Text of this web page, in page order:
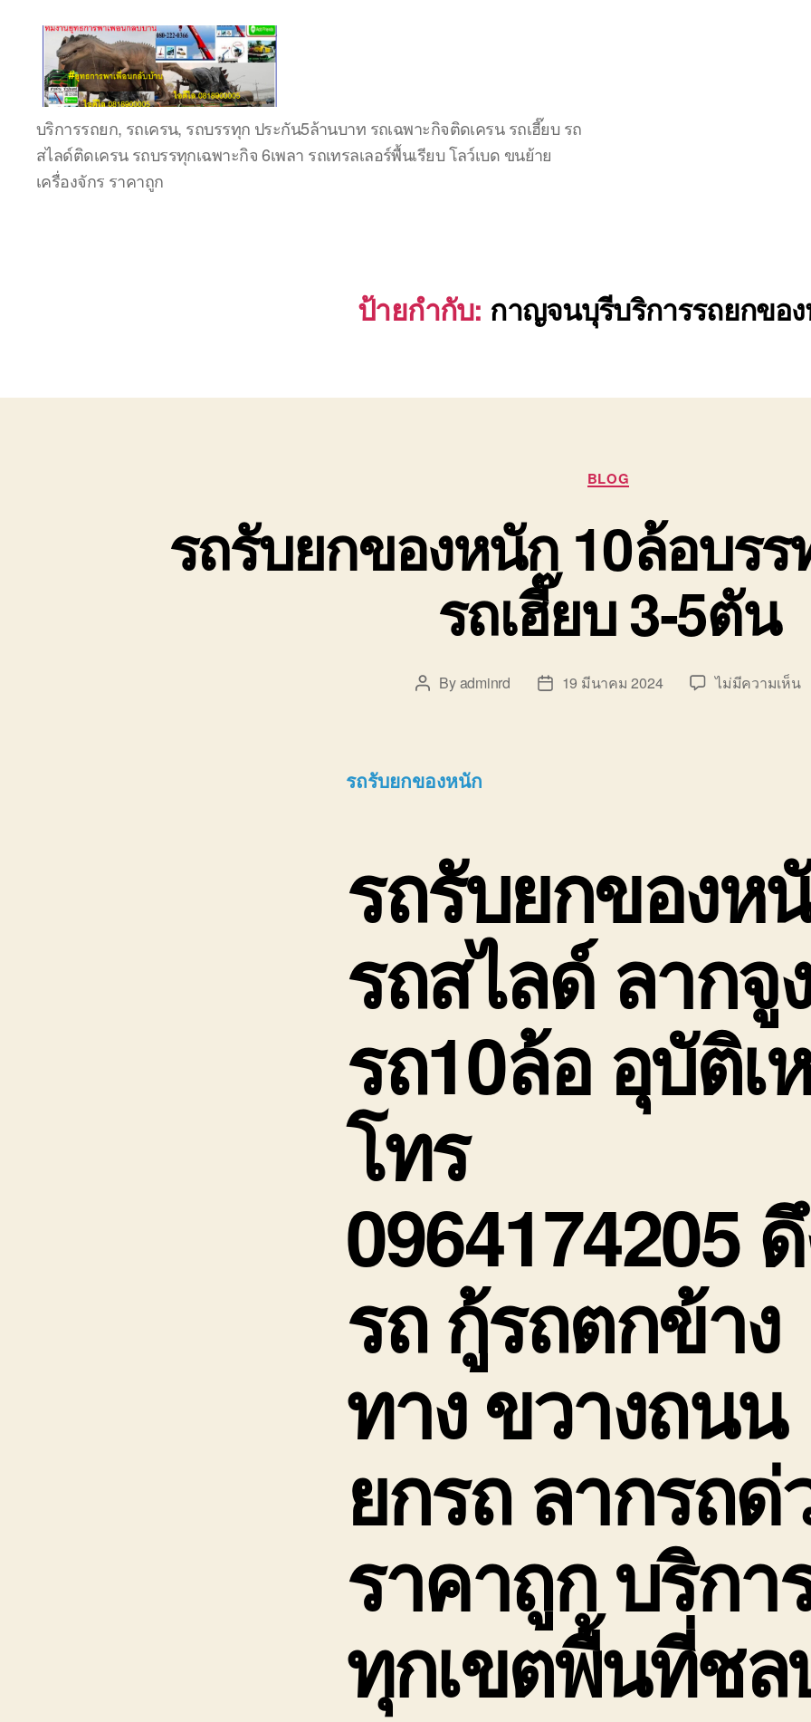
ชลบุรี
รถ
เครน
ยก
ของ
บริการรถยก, รถเครน, รถบรรทุก ประกัน5ล้านบาท รถเฉพาะกิจติดเครน รถเฮี๊ยบ รถ
สไลด์ติดเครน รถบรรทุกเฉพาะกิจ 6เพลา รถเทรลเลอร์พื้นเรียบ โลว์เบด ขนย้าย
เครื่องจักร ราคาถูก
ป้ายกำกับ: กาญจนบุรีบริการรถยกขอ
Categories
BLOG
รถรับยกของหนัก 10ล้อบร
รถเฮี๊ยบ 3-5ตัน
Post
Byadminrd
Post19 มีนาคม 2024 ไม่มีความเห็น
เ
รถรับยกของหนัก
รถรับยกของห
รถสไลด์ ลากจู
รถ10ล้อ อุบัติเ
โทร
0964174205
รถ กู้รถตกข้าง
ทาง ขวางถนน
ยกรถ ลากรถด่
ราคาถูก บริกา
ทุกเขตพื้นที่ชล